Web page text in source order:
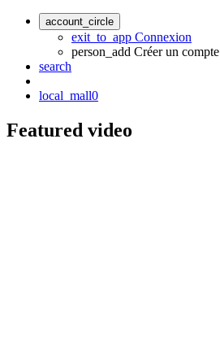
account_circle
exit_to_app Connexion
person_add Créer un compte
search
local_mall0
Featured video